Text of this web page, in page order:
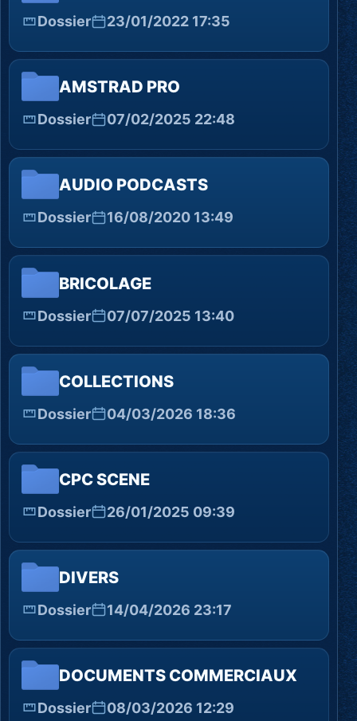
Dossier 23/01/2022 17:35
AMSTRAD PRO
Dossier 07/02/2025 22:48
AUDIO PODCASTS
Dossier 16/08/2020 13:49
BRICOLAGE
Dossier 07/07/2025 13:40
COLLECTIONS
Dossier 04/03/2026 18:36
CPC SCENE
Dossier 26/01/2025 09:39
DIVERS
Dossier 14/04/2026 23:17
DOCUMENTS COMMERCIAUX
Dossier 08/03/2026 12:29